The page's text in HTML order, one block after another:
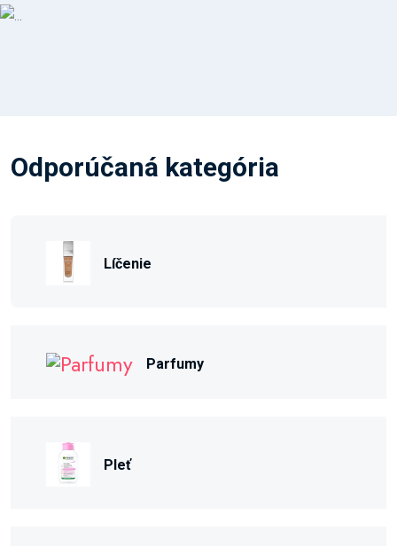
Odporúčaná kategória
Líčenie
Parfumy
Pleť